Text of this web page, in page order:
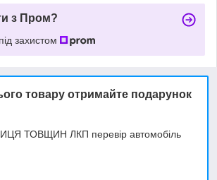
з Пром?
захистом
товару отримайте подарунок
ТОВЩИН ЛКП перевір автомобіль